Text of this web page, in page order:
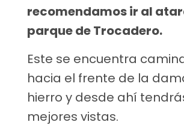
recomendamos ir al
parque de Trocadero.
Este se encuentra
hacia el frente de la
hierro y desde ahí
mejores vistas.